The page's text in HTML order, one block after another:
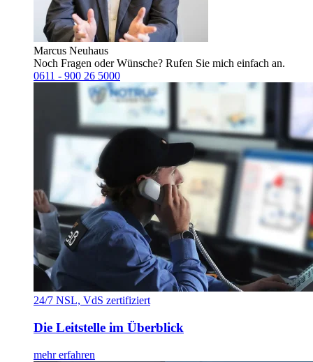
Marcus Neuhaus
Noch Fragen oder Wünsche? Rufen Sie mich einfach an.
0611 - 900 26 5000
24/7 NSL, VdS zertifiziert
Die Leitstelle im Überblick
mehr erfahren